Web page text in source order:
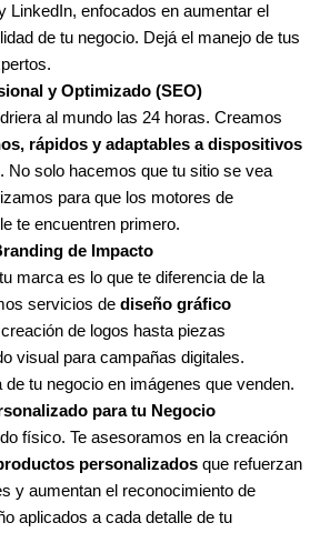
LinkedIn, enfocados en aumentar el
de tu negocio. Dejá el manejo de tus
y Optimizado (SEO)
al mundo las 24 horas. Creamos
rápidos y adaptables a dispositivos
. No solo hacemos que tu sitio se vea
para que los motores de
te encuentren primero.
de Impacto
marca es lo que te diferencia de la
servicios de diseño gráfico
de logos hasta piezas
visual para campañas digitales.
tu negocio en imágenes que venden.
para tu Negocio
físico. Te asesoramos en la creación
personalizados que refuerzan
y aumentan el reconocimiento de
aplicados a cada detalle de tu